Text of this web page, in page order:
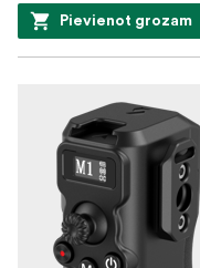
Pievienot grozam